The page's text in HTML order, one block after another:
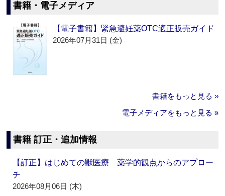
書籍・電子メディア
【電子書籍】緊急避妊薬OTC適正販売ガイド
2026年07月31日 (金)
書籍をもっと見る »
電子メディアをもっと見る »
書籍 訂正・追加情報
【訂正】はじめての獣医療 薬学的観点からのアプロー
チ
2026年08月06日 (木)